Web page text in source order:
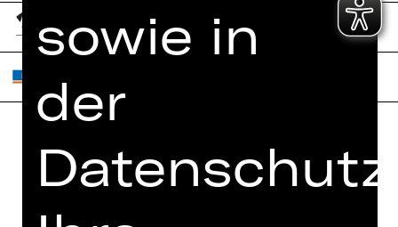
Home
Spielplan
Künstler*innen
Jobs
Interner Bereich
sowie in
der